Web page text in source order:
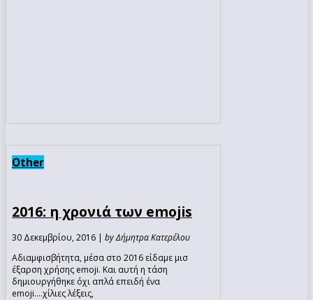
Other
2016: η χρονιά των emojis
30 Δεκεμβρίου, 2016 | by Δήμητρα Κατερέλου
Αδιαμφισβήτητα, μέσα στο 2016 είδαμε μισ
έξαρση χρήσης emoji. Και αυτή η τάση
δημιουργήθηκε όχι απλά επειδή ένα
emoji….χίλιες λέξεις,